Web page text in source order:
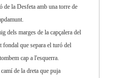
de la Desfeta amb una torre de
dels marges de la capçalera del
fondal que separa el turó del
cap a l'esquerra.
de la dreta que puja